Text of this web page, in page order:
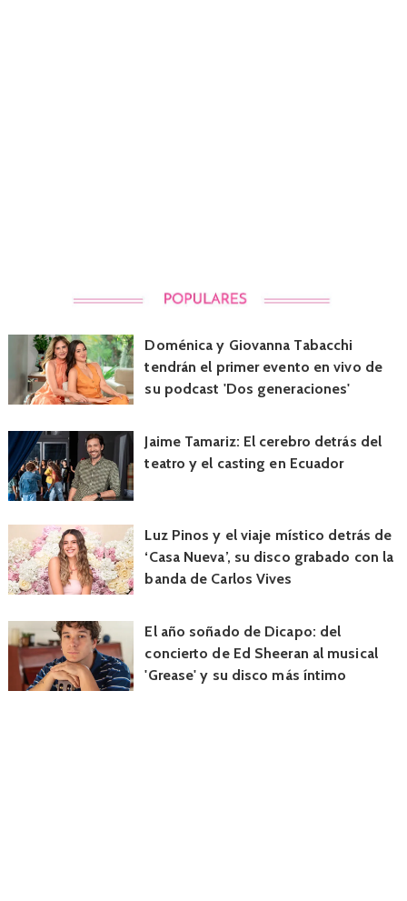
Doménica y Giovanna Tabacchi
tendrán el primer evento en vivo de
su podcast 'Dos generaciones'
Jaime Tamariz: El cerebro detrás del
teatro y el casting en Ecuador
Luz Pinos y el viaje místico detrás de
‘Casa Nueva’, su disco grabado con la
banda de Carlos Vives
El año soñado de Dicapo: del
concierto de Ed Sheeran al musical
'Grease' y su disco más íntimo